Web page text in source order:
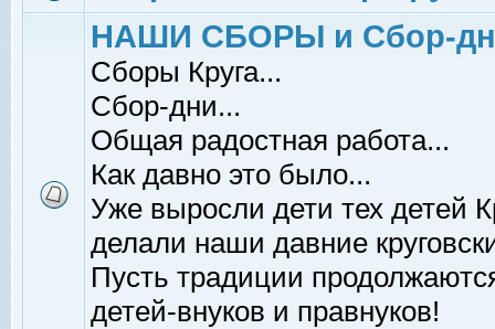
НАШИ СБОРЫ и Сбор-
Сборы Круга...
Сбор-дни...
Общая радостная работа...
Как давно это было...
Уже выросли дети тех детей
делали наши давние
Пусть традиции
детей-внуков и правнуков!